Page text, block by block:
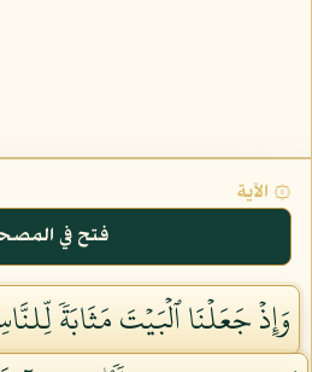
۞ الآية
فتح في
وَإِذۡ جَعَلۡنَا ٱلۡبَيۡتَ مَثَابَةٗ